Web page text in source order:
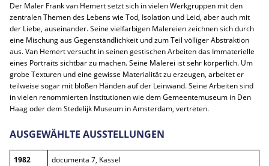
Der Maler Frank van Hemert setzt sich in vielen Werkgruppen mit den
zentralen Themen des Lebens wie Tod, Isolation und Leid, aber auch mit
der Liebe, auseinander. Seine vielfarbigen Malereien zeichnen sich durch
eine Mischung aus Gegenständlichkeit und zum Teil völliger Abstraktion
aus. Van Hemert versucht in seinen gestischen Arbeiten das Immaterielle
eines Portraits sichtbar zu machen. Seine Malerei ist sehr körperlich. Um
grobe Texturen und eine gewisse Materialität zu erzeugen, arbeitet er
teilweise sogar mit bloßen Händen auf der Leinwand. Seine Arbeiten sind
in vielen renommierten Institutionen wie dem Gemeentemuseum in Den
Haag oder dem Stedelijk Museum in Amsterdam, vertreten.
AUSGEWÄHLTE AUSSTELLUNGEN
1982
documenta 7, Kassel